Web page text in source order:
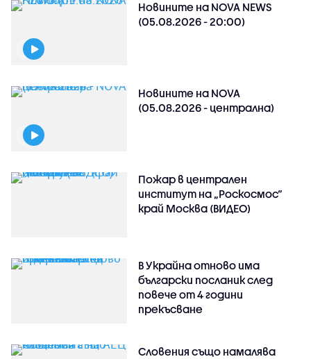
Новините на NOVA NEWS
(05.08.2026 - 20:00)
Новините на NOVA
(05.08.2026 - централна)
Пожар в централен
институт на „Роскосмос“
край Москва (ВИДЕО)
В Украйна отново има
български посланик след
повече от 4 години
прекъсване
Словения също намалява